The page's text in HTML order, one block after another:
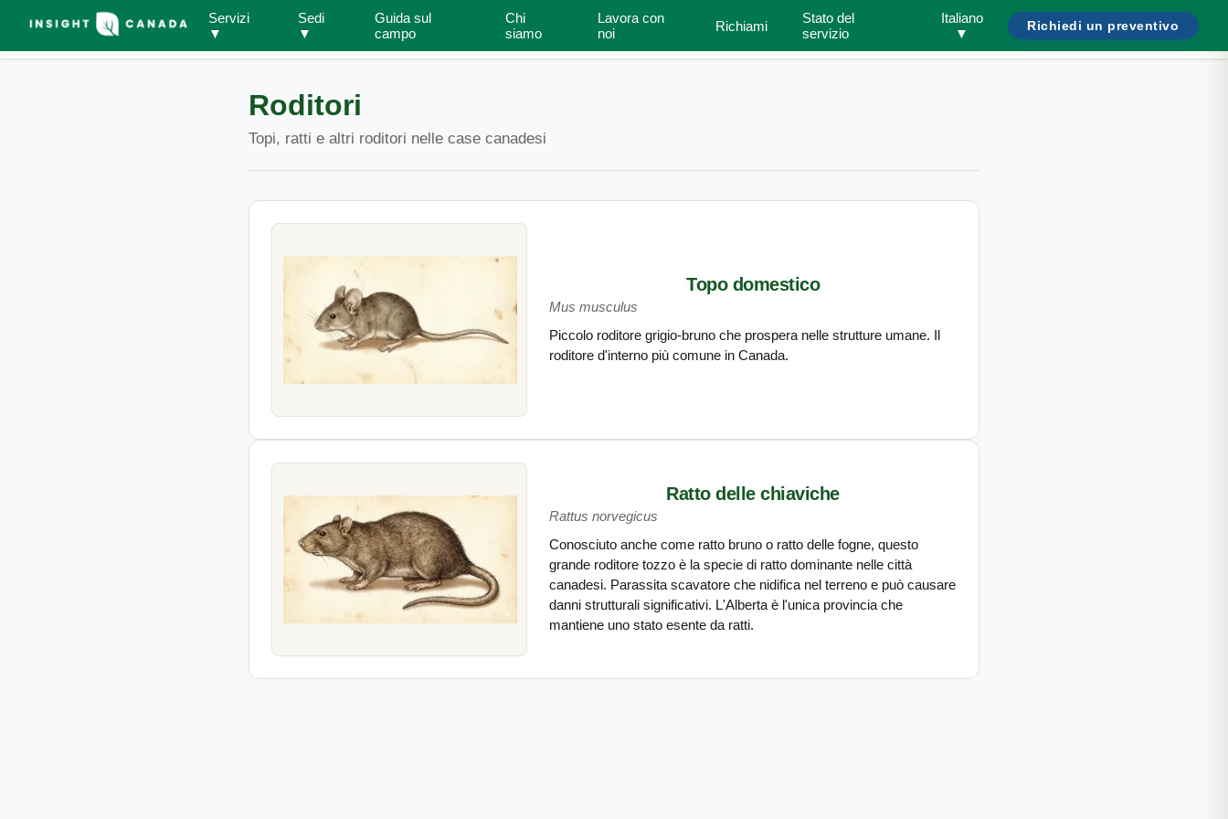
Servizi
▼
Sedi
▼
Guida sul
campo
Chi
siamo
Lavora con
noi
Richiami
Stato del
servizio
Italiano
▼
Richiedi un preventivo
Guida sul campo Tutte le specie Ispettore della casa Tipi di casa Cerca parassiti o abitazioni... / Bisogno di aiuto?
Roditori
Topi, ratti e altri roditori nelle case canadesi
Topo domestico
Mus musculus
Piccolo roditore grigio-bruno che prospera nelle strutture umane. Il
roditore d'interno più comune in Canada.
Ratto delle chiaviche
Rattus norvegicus
Conosciuto anche come ratto bruno o ratto delle fogne, questo
grande roditore tozzo è la specie di ratto dominante nelle città
canadesi. Parassita scavatore che nidifica nel terreno e può causare
danni strutturali significativi. L'Alberta è l'unica provincia che
mantiene uno stato esente da ratti.